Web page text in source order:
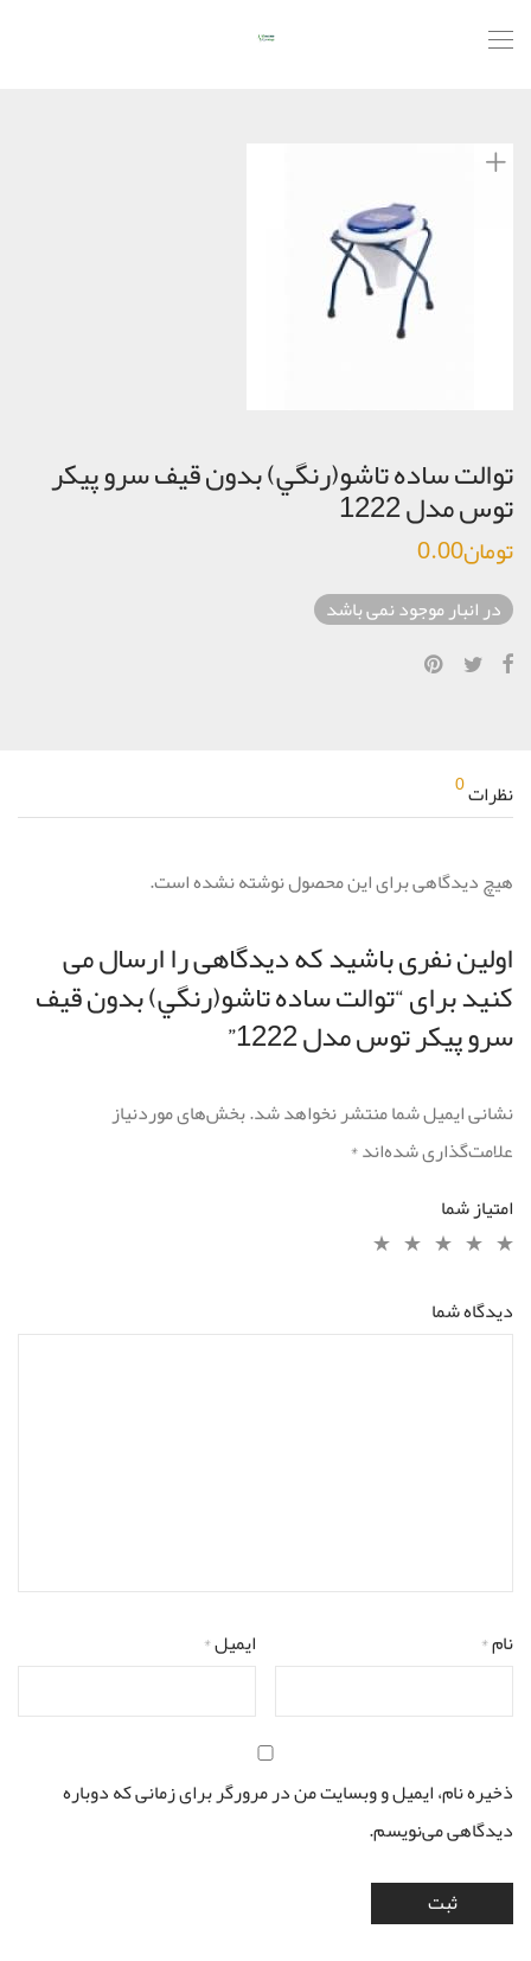
توالت ساده تاشو(رنگي) بدون قيف سرو پیکر
توس مدل 1222
تومان0.00
در انبار موجود نمی باشد
نظرات0
هیچ دیدگاهی برای این محصول نوشته نشده است.
اولین نفری باشید که دیدگاهی را ارسال می
کنید برای “توالت ساده تاشو(رنگي) بدون قيف
سرو پیکر توس مدل 1222”
نشانی ایمیل شما منتشر نخواهد شد.بخش‌های موردنیاز
علامت‌گذاری شده‌اند*
امتیاز شما
دیدگاه شما
نام* ایمیل*
ذخیره نام، ایمیل و وبسایت من در مرورگر برای زمانی که دوباره
دیدگاهی می‌نویسم.